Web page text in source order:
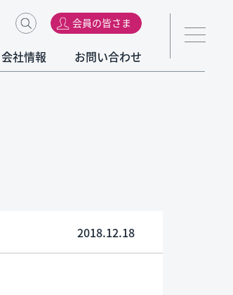
会員の皆さま
会社情報 お問い合わせ
2018.12.18